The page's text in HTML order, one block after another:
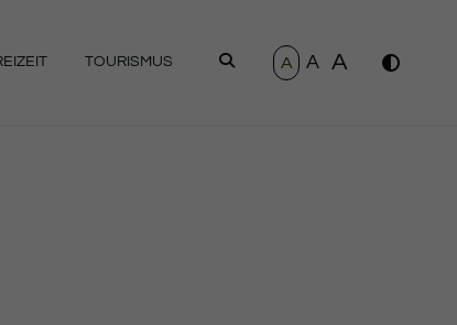
TOURISMUS SUCHEN
A A A